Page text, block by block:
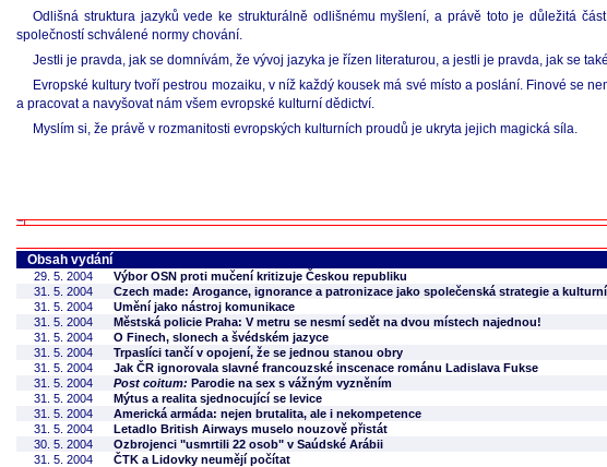
Odlišná struktura jazyků vede ke strukturálně odlišnému myšlení, a právě toto je důležitá
společností schválené normy chování.
Jestli je pravda, jak se domnívám, že vývoj jazyka je řízen literaturou, a jestli je pravda, jak se
Evropské kultury tvoří pestrou mozaiku, v níž každý kousek má své místo a poslání. Finové se
a pracovat a navyšovat nám všem evropské kulturní dědictví.
Myslím si, že právě v rozmanitosti evropských kulturních proudů je ukryta jejich magická síla.
Obsah vydání
29. 5. 2004
Výbor OSN proti mučení kritizuje Českou republiku
31. 5. 2004
Czech made: Arogance, ignorance a patronizace jako společenská strategie a
31. 5. 2004
Umění jako nástroj komunikace
31. 5. 2004
Městská policie Praha: V metru se nesmí sedět na dvou místech najednou!
31. 5. 2004
O Finech, slonech a švédském jazyce
31. 5. 2004
Trpaslíci tančí v opojení, že se jednou stanou obry
31. 5. 2004
Jak ČR ignorovala slavné francouzské inscenace románu Ladislava Fukse
31. 5. 2004
Post coitum: Parodie na sex s vážným vyzněním
31. 5. 2004
Mýtus a realita sjednocující se levice
31. 5. 2004
Americká armáda: nejen brutalita, ale i nekompetence
31. 5. 2004
Letadlo British Airways muselo nouzově přistát
30. 5. 2004
Ozbrojenci "usmrtili 22 osob" v Saúdské Arábii
31. 5. 2004
ČTK a Lidovky neumějí počítat